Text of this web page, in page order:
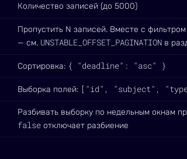
Количество записей (до 5000)
Пропустить N записей. Вместе с
— см. UNSTABLE_OFFSET_PAGINATION в
Сортировка: { "deadline": "asc" }
Выборка полей: ["id", "subject",
Разбивать выборку по недельным окнам
false отключает разбиение